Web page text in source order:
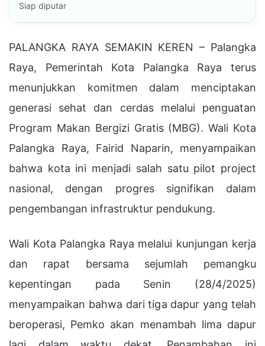
Siap diputar
PALANGKA RAYA SEMAKIN KEREN – Palangka
Raya, Pemerintah Kota Palangka Raya terus
menunjukkan komitmen dalam menciptakan
generasi sehat dan cerdas melalui penguatan
Program Makan Bergizi Gratis (MBG). Wali Kota
Palangka Raya, Fairid Naparin, menyampaikan
bahwa kota ini menjadi salah satu pilot project
nasional, dengan progres signifikan dalam
pengembangan infrastruktur pendukung.
Wali Kota Palangka Raya melalui kunjungan kerja
dan rapat bersama sejumlah pemangku
kepentingan pada Senin (28/4/2025)
menyampaikan bahwa dari tiga dapur yang telah
beroperasi, Pemko akan menambah lima dapur